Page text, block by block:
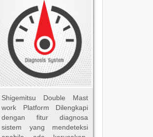
Shigemitsu Double Mast
work Platform Dilengkapi
dengan fitur diagnosa
sistem yang mendeteksi